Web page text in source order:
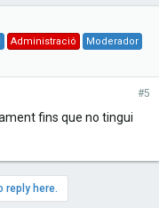
Administració
Moderador
#5
fins que no tingui
reply here.